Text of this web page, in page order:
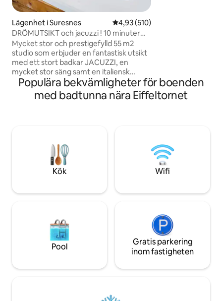
Lägenhet i Suresnes 4,93 av 5 i genomsnittligt
4,93 (510)
DRÖMUTSIKT och jacuzzi ! 10 minuter
från centrala PARIS!
Mycket stor och prestigefylld 55 m2
studio som erbjuder en fantastisk utsikt
med ett stort badkar JACUZZI, en
mycket stor säng samt en italiensk
dusch. Beläget i ett lugnt och säkert
område 10 minuter från den berömda
Avenue des Champs Elysées (centrum
hjärtform på sängen (en Happy
Birthday-skylt kan läggas till) och för 175
€ levereras det med en bra flaska
champagne och jordgubbar! 🌹🥂🍓
Populära bekvämligheter för boenden
med badtunna nära Eiffeltornet
Kök Wifi
Pool
Gratis parkering
inom fastigheten